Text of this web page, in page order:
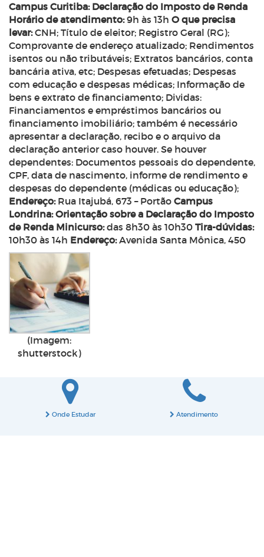
Campus Curitiba: Declaração do Imposto de Renda
Horário de atendimento:9h às 13h O que precisa
levar:CNH; Título de eleitor; Registro Geral (RG);
Comprovante de endereço atualizado; Rendimentos
isentos ou não tributáveis; Extratos bancários, conta
bancária ativa, etc; Despesas efetuadas; Despesas
com educação e despesas médicas; Informação de
bens e extrato de financiamento; Dividas:
Financiamentos e empréstimos bancários ou
financiamento imobiliário; também é necessário
apresentar a declaração, recibo e o arquivo da
declaração anterior caso houver. Se houver
dependentes: Documentos pessoais do dependente,
CPF, data de nascimento, informe de rendimento e
despesas do dependente (médicas ou educação);
Endereço:Rua Itajubá, 673 – Portão Campus
Londrina: Orientação sobre a Declaração do Imposto
de Renda Minicurso:das 8h30 às 10h30 Tira-dúvidas:
10h30 às 14h Endereço:Avenida Santa Mônica, 450
(Imagem:
shutterstock)
Onde Estudar Atendimento